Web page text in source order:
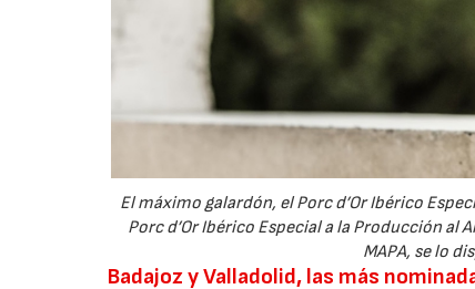
El máximo galardón, el Porc d’Or Ibérico
Porc d’Or Ibérico Especial a la Producción al
MAPA, se lo
Badajoz y Valladolid, las más